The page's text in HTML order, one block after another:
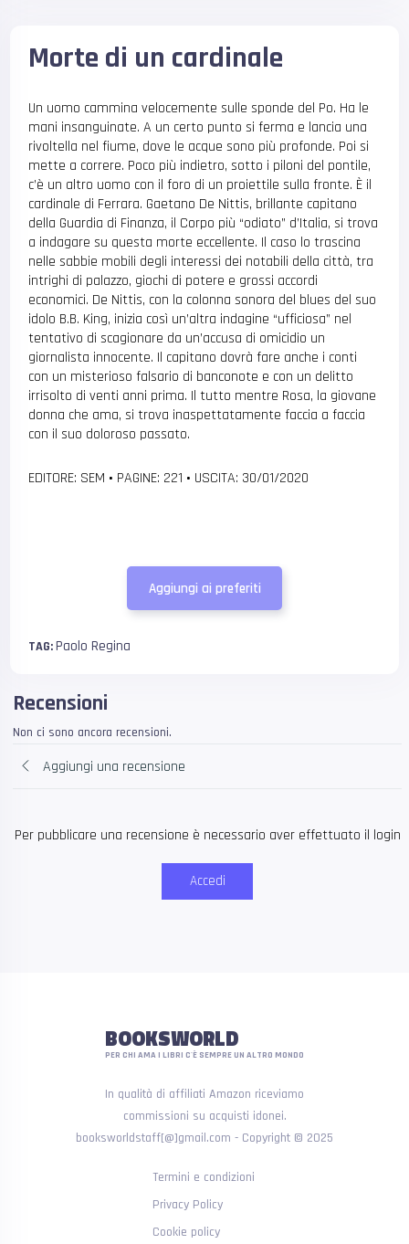
Morte di un cardinale
Un uomo cammina velocemente sulle sponde del Po. Ha le
mani insanguinate. A un certo punto si ferma e lancia una
rivoltella nel fiume, dove le acque sono più profonde. Poi si
mette a correre. Poco più indietro, sotto i piloni del pontile,
c’è un altro uomo con il foro di un proiettile sulla fronte. È il
cardinale di Ferrara. Gaetano De Nittis, brillante capitano
della Guardia di Finanza, il Corpo più “odiato” d’Italia, si trova
a indagare su questa morte eccellente. Il caso lo trascina
nelle sabbie mobili degli interessi dei notabili della città, tra
intrighi di palazzo, giochi di potere e grossi accordi
economici. De Nittis, con la colonna sonora del blues del suo
idolo B.B. King, inizia così un’altra indagine “ufficiosa” nel
tentativo di scagionare da un’accusa di omicidio un
giornalista innocente. Il capitano dovrà fare anche i conti
con un misterioso falsario di banconote e con un delitto
irrisolto di venti anni prima. Il tutto mentre Rosa, la giovane
donna che ama, si trova inaspettatamente faccia a faccia
con il suo doloroso passato.
EDITORE: SEM • PAGINE: 221 • USCITA: 30/01/2020
Aggiungi ai preferiti
TAG:Paolo Regina
Recensioni
Non ci sono ancora recensioni.
Aggiungi una recensione
Per pubblicare una recensione è necessario aver effettuato il login
Accedi
BOOKSWORLD
PER CHI AMA I LIBRI C'È SEMPRE UN ALTRO MONDO
In qualità di affiliati Amazon riceviamo
commissioni su acquisti idonei.
booksworldstaff[@]gmail.com - Copyright © 2025
Termini e condizioni
Privacy Policy
Cookie policy